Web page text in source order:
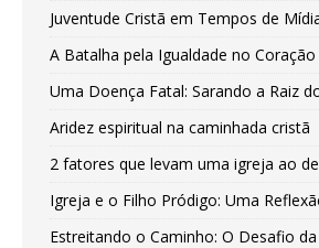
Juventude Cristã em Tempos de
A Batalha pela Igualdade no Coração
Uma Doença Fatal: Sarando a Raiz
Aridez espiritual na caminhada cristã
2 fatores que levam uma igreja ao
Igreja e o Filho Pródigo: Uma
Estreitando o Caminho: O Desafio